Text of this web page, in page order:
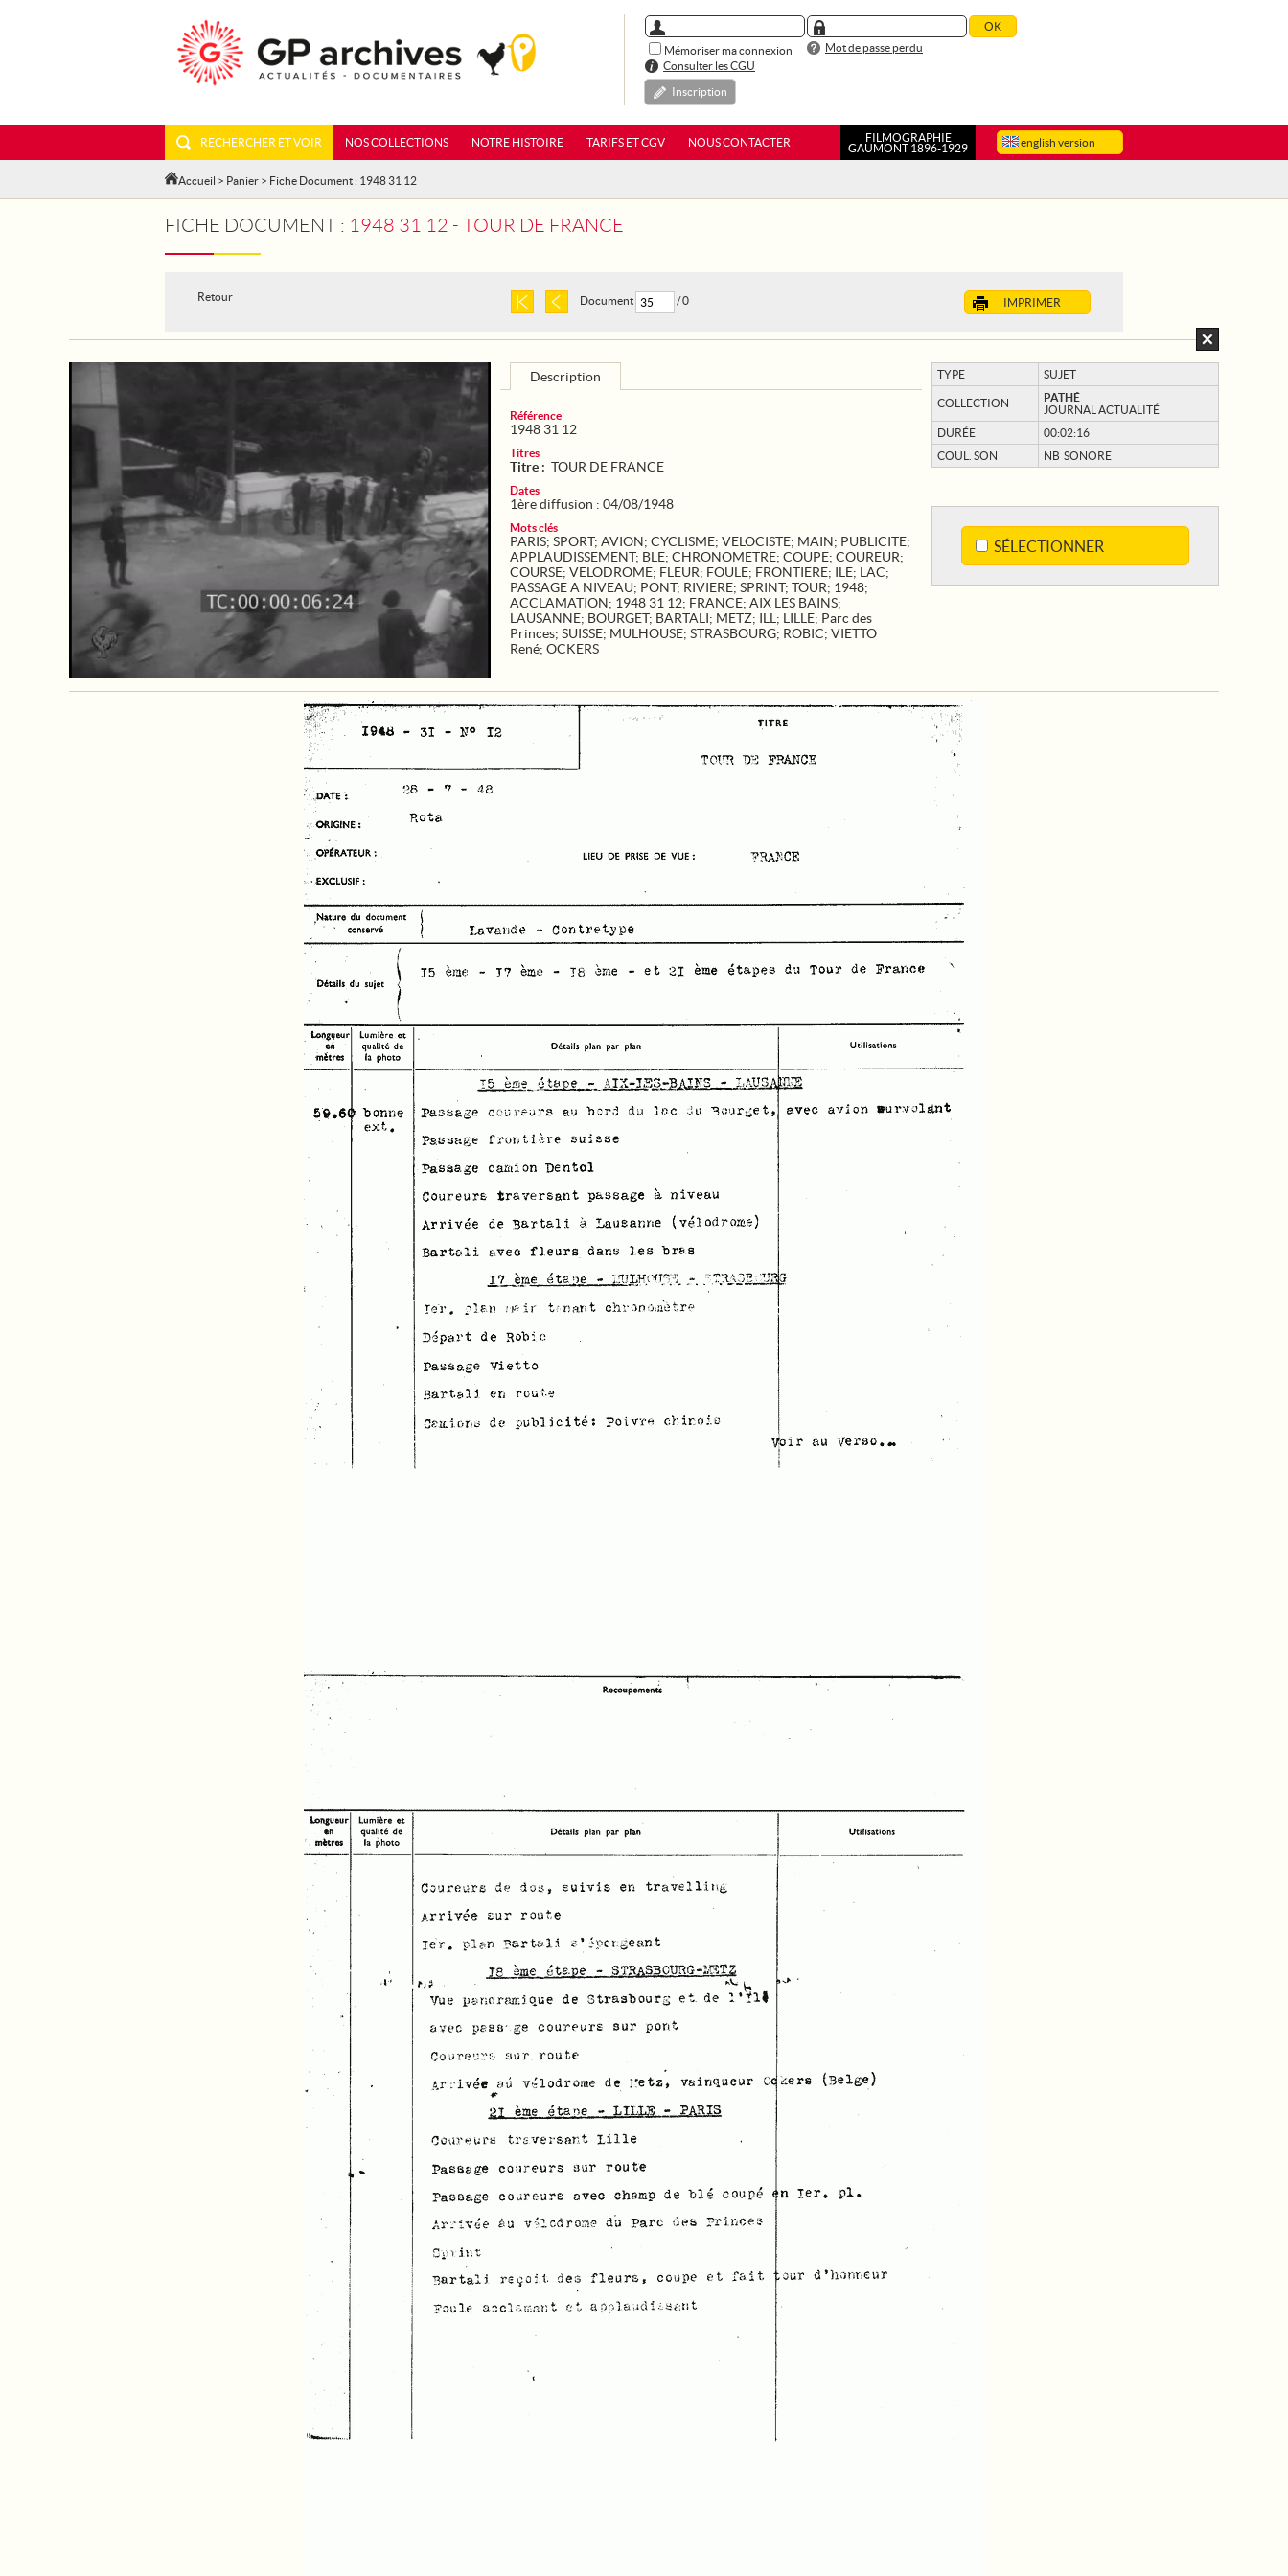
Mémoriser ma connexion
Mot de passe perdu
Consulter les CGU
Inscription
english version
RECHERCHER ET VOIR NOS COLLECTIONS NOTRE HISTOIRE TARIFS ET CGV NOUS CONTACTER
FILMOGRAPHIE
GAUMONT 1896-1929
Accueil > Panier > Fiche Document : 1948 31 12
FICHE DOCUMENT : 1948 31 12 - TOUR DE FRANCE
Retour IMPRIMER
Document / 0
TYPE SUJET
COLLECTION
PATHÉ
JOURNAL ACTUALITÉ
DURÉE
00:02:16
COUL. SON
NB SONORE
SÉLECTIONNER
Description
Référence
1948 31 12
Titres
Titre : TOUR DE FRANCE
Dates
1ère diffusion : 04/08/1948
Mots clés
PARIS; SPORT; AVION; CYCLISME; VELOCISTE; MAIN; PUBLICITE;
APPLAUDISSEMENT; BLE; CHRONOMETRE; COUPE; COUREUR;
COURSE; VELODROME; FLEUR; FOULE; FRONTIERE; ILE; LAC;
PASSAGE A NIVEAU; PONT; RIVIERE; SPRINT; TOUR; 1948;
ACCLAMATION; 1948 31 12; FRANCE; AIX LES BAINS;
LAUSANNE; BOURGET; BARTALI; METZ; ILL ; LILLE; Parc des
Princes; SUISSE; MULHOUSE; STRASBOURG; ROBIC; VIETTO
René; OCKERS